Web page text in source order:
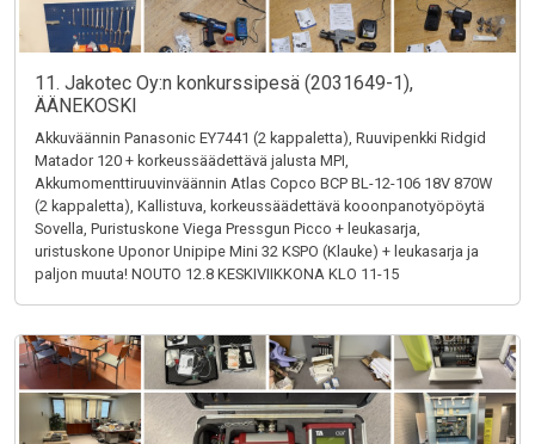
11. Jakotec Oy:n konkurssipesä (2031649-1),
ÄÄNEKOSKI
Akkuväännin Panasonic EY7441 (2 kappaletta), Ruuvipenkki Ridgid
Matador 120 + korkeussäädettävä jalusta MPI,
Akkumomenttiruuvinväännin Atlas Copco BCP BL-12-106 18V 870W
(2 kappaletta), Kallistuva, korkeussäädettävä kooonpanotyöpöytä
Sovella, Puristuskone Viega Pressgun Picco + leukasarja,
uristuskone Uponor Unipipe Mini 32 KSPO (Klauke) + leukasarja ja
paljon muuta! NOUTO 12.8 KESKIVIIKKONA KLO 11-15